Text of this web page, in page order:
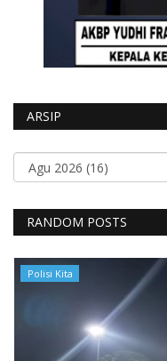
ARSIP
RANDOM POSTS
Polisi Kita